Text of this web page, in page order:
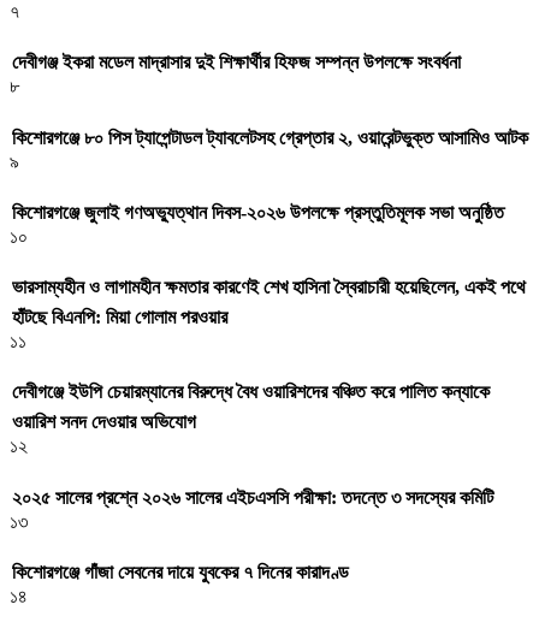
৭
দেবীগঞ্জ ইকরা মডেল মাদ্রাসার দুই শিক্ষার্থীর হিফজ সম্পন্ন উপলক্ষে সংবর্ধনা
৮
কিশোরগঞ্জে ৮০ পিস ট্যাপেন্টাডল ট্যাবলেটসহ গ্রেপ্তার ২, ওয়ারেন্টভুক্ত আসামিও আটক
৯
কিশোরগঞ্জে জুলাই গণঅভ্যুত্থান দিবস-২০২৬ উপলক্ষে প্রস্তুতিমূলক সভা অনুষ্ঠিত
১০
ভারসাম্যহীন ও লাগামহীন ক্ষমতার কারণেই শেখ হাসিনা স্বৈরাচারী হয়েছিলেন, একই পথে
হাঁটছে বিএনপি: মিয়া গোলাম পরওয়ার
১১
দেবীগঞ্জে ইউপি চেয়ারম্যানের বিরুদ্ধে বৈধ ওয়ারিশদের বঞ্চিত করে পালিত কন্যাকে
ওয়ারিশ সনদ দেওয়ার অভিযোগ
১২
২০২৫ সালের প্রশ্নে ২০২৬ সালের এইচএসসি পরীক্ষা: তদন্তে ৩ সদস্যের কমিটি
১৩
কিশোরগঞ্জে গাঁজা সেবনের দায়ে যুবকের ৭ দিনের কারাদণ্ড
১৪